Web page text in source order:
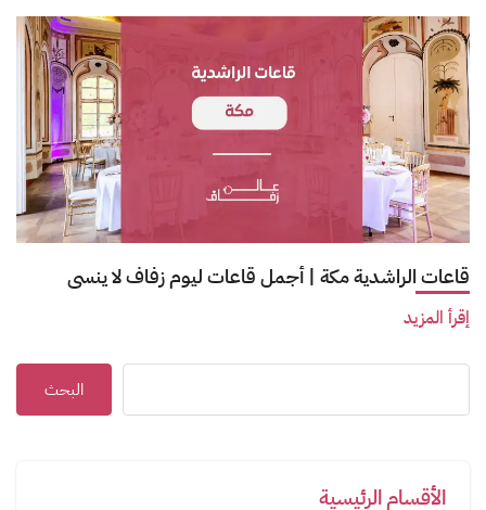
قاعات الراشدية مكة | أجمل قاعات ليوم زفاف لا ينسى
إقرأ المزيد
البحث
الأقسام الرئيسية